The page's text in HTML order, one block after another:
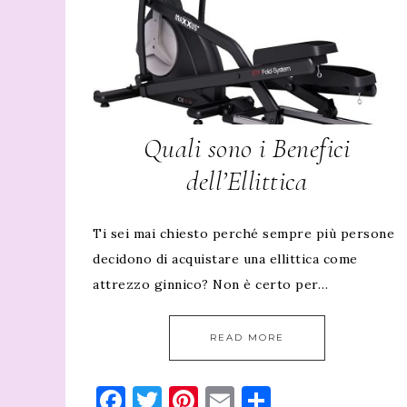
Quali sono i Benefici
dell’Ellittica
Ti sei mai chiesto perché sempre più persone
decidono di acquistare una ellittica come
attrezzo ginnico? Non è certo per…
READ MORE